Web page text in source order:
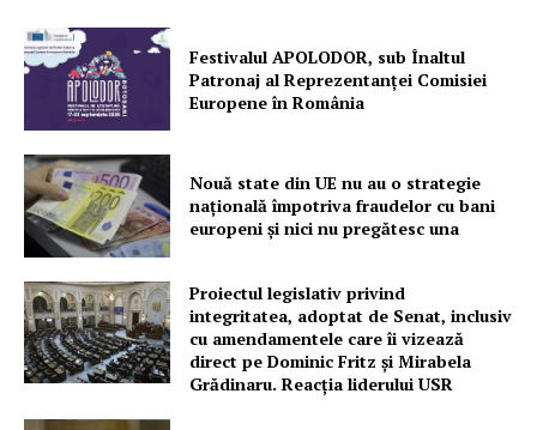
Festivalul APOLODOR, sub Înaltul
Patronaj al Reprezentanței Comisiei
Europene în România
Nouă state din UE nu au o strategie
națională împotriva fraudelor cu bani
europeni și nici nu pregătesc una
Proiectul legislativ privind
integritatea, adoptat de Senat, inclusiv
cu amendamentele care îi vizează
direct pe Dominic Fritz și Mirabela
Grădinaru. Reacția liderului USR